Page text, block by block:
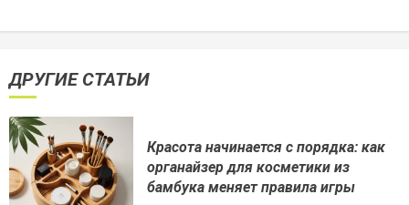
ДРУГИЕ СТАТЬИ
Красота начинается с порядка: как
органайзер для косметики из
бамбука меняет правила игры